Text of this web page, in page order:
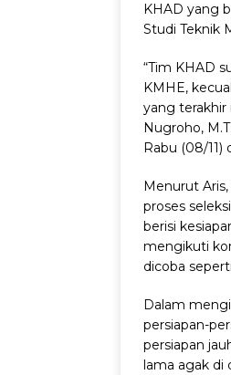
KHAD yang
Studi Teknik
“Tim KHAD
KMHE,
yang terakhir
Nugroho,
Rabu (08/11)
Menurut
proses
berisi
mengikuti
dicoba
Dalam
persiapan-
persiapan
lama agak di